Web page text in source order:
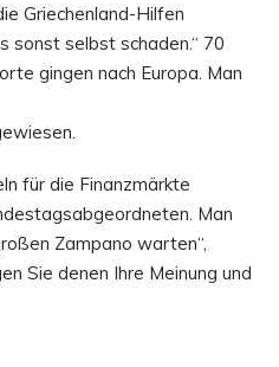
Griechenland-Hilfen
sonst selbst schaden.“ 70
gingen nach Europa. Man
für die Finanzmärkte
Man
Zampano warten“,
Sie denen Ihre Meinung und